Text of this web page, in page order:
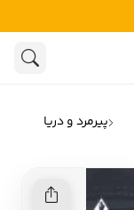
پیرمرد و دریا